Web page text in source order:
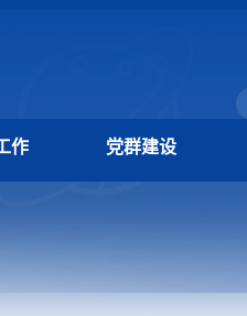
作 党群建设